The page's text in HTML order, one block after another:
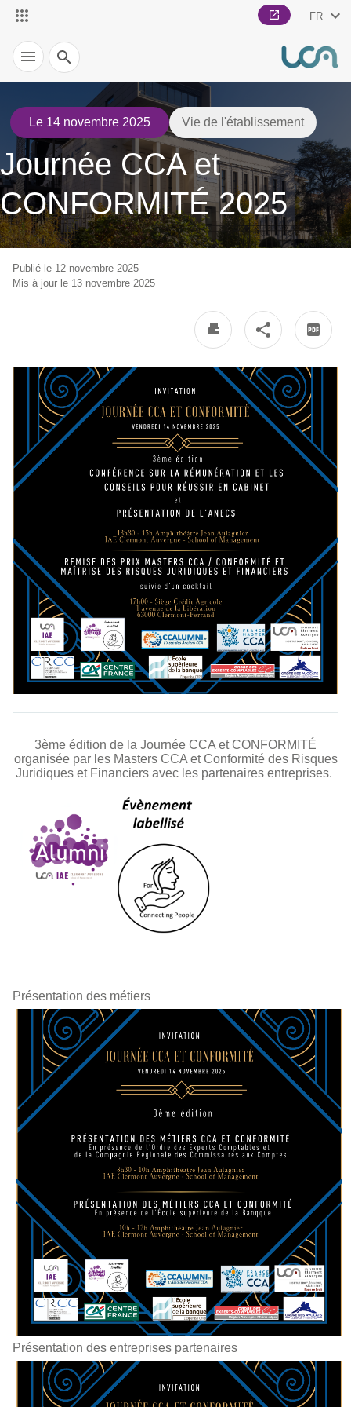
FR
Recherche
Le 14 novembre 2025 Vie de l'établissement
Journée CCA et
CONFORMITÉ 2025
Publié le 12 novembre 2025
Mis à jour le 13 novembre 2025
3ème édition de la Journée CCA et CONFORMITÉ
organisée par les Masters CCA et Conformité des Risques
Juridiques et Financiers avec les partenaires entreprises.
Présentation des métiers
Présentation des entreprises partenaires